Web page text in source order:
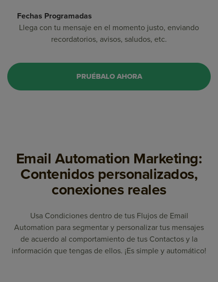
Fechas Programadas
Llega con tu mensaje en el momento justo, enviando
recordatorios, avisos, saludos, etc.
PRUÉBALO AHORA
Email Automation Marketing:
Contenidos personalizados,
conexiones reales
Usa Condiciones dentro de tus Flujos de Email
Automation para segmentar y personalizar tus mensajes
de acuerdo al comportamiento de tus Contactos y la
información que tengas de ellos. ¡Es simple y automático!